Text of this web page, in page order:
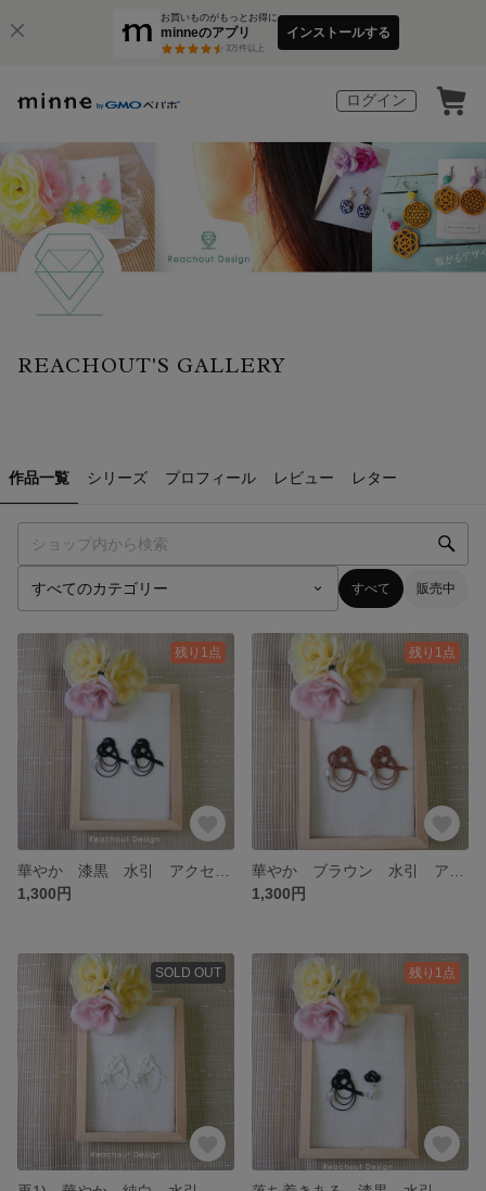
お買いものがもっとお得に
minneのアプリ
3万件以上
インストールする
ログイン
REACHOUT'S GALLERY
作品一覧 シリーズ プロフィール レビュー レター
すべて 販売中
残り1点
1,300円
残り1点
1,300円
SOLD OUT 残り1点